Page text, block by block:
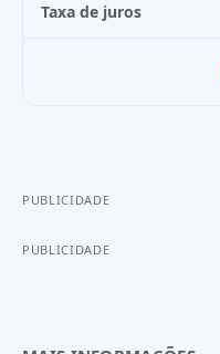
Taxa de juros
PUBLICIDADE
PUBLICIDADE